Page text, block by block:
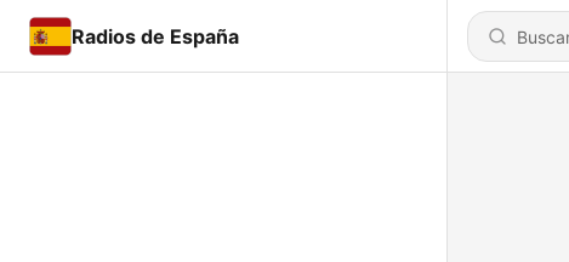
Radios de España